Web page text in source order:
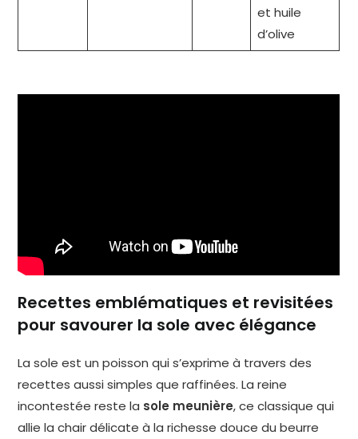
et huile
d’olive
Recettes emblématiques et revisitées
pour savourer la sole avec élégance
La sole est un poisson qui s’exprime à travers des
recettes aussi simples que raffinées. La reine
incontestée reste la sole meunière, ce classique qui
allie la chair délicate à la richesse douce du beurre